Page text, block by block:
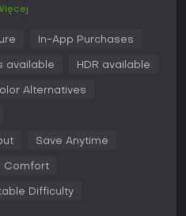
wielkie najazdy na
i twierdze, by zdobyć
- toporami, mieczami i
możliwe, gra zachęca do
umiejętności,
In-App Purchases
available HDR available
Alternatives
Save Anytime
Comfort
Difficulty